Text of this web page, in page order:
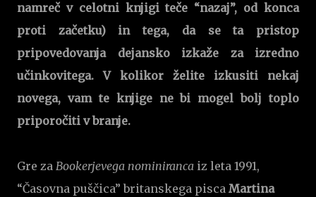
namreč v celotni knjigi teče “nazaj”, od konca
proti začetku) in tega, da se ta pristop
pripovedovanja dejansko izkaže za izredno
učinkovitega. V kolikor želite izkusiti nekaj
novega, vam te knjige ne bi mogel bolj toplo
priporočiti v branje.
Gre za Bookerjevega nominiranca iz leta 1991,
“Časovna puščica” britanskega pisca Martina